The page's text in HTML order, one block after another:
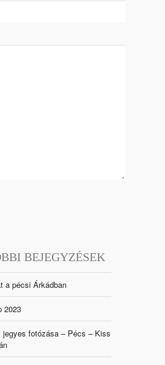
BEJEGYZÉSEK
a pécsi Árkádban
2023
jegyes fotózása – Pécs – Kiss